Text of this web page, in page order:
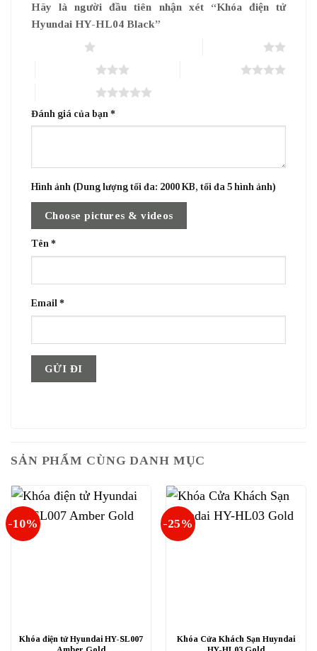
Hãy là người đầu tiên nhận xét “Khóa điện tử
Hyundai HY-HL04 Black”
Đánh giá của bạn *
Hình ảnh (Dung lượng tối đa: 2000 KB, tối đa 5 hình ảnh)
Choose pictures & videos
Tên *
Email *
SẢN PHẨM CÙNG DANH MỤC
-10%
Khóa điện tử Hyundai HY-SL007
-25%
Khóa Cửa Khách Sạn Huyndai